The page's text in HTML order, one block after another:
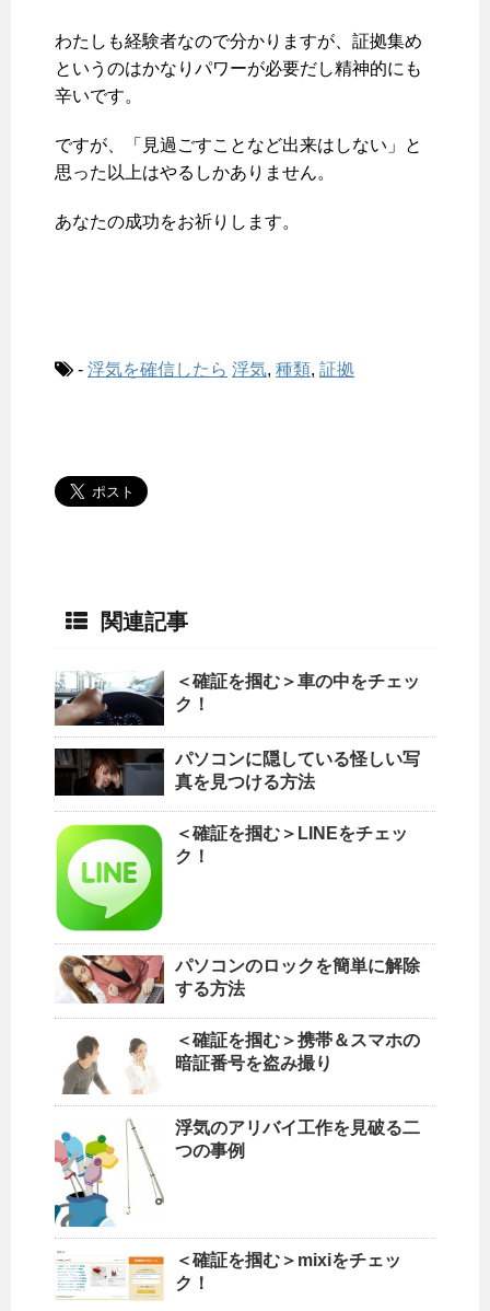
わたしも経験者なので分かりますが、証拠集め
というのはかなりパワーが必要だし精神的にも
辛いです。
ですが、「見過ごすことなど出来はしない」と
思った以上はやるしかありません。
あなたの成功をお祈りします。
- 浮気を確信したら 浮気, 種類, 証拠
関連記事
＜確証を掴む＞車の中をチェッ
ク！
パソコンに隠している怪しい写
真を見つける方法
＜確証を掴む＞LINEをチェッ
ク！
パソコンのロックを簡単に解除
する方法
＜確証を掴む＞携帯＆スマホの
暗証番号を盗み撮り
浮気のアリバイ工作を見破る二
つの事例
＜確証を掴む＞mixiをチェッ
ク！